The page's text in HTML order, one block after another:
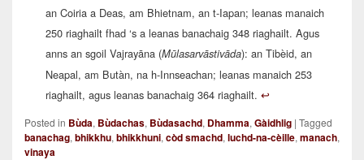
an Coiria a Deas, am Bhietnam, an t-Iapan; leanas manaich
250 riaghailt fhad ‘s a leanas banachaig 348 riaghailt. Agus
anns an sgoil Vajrayāna (Mūlasarvāstivāda): an Tibèid, an
Neapal, am Butàn, na h-Innseachan; leanas manaich 253
riaghailt, agus leanas banachaig 364 riaghailt.↩︎
Posted in Bùda, Bùdachas, Bùdasachd, Dhamma, Gàidhlig | Tagged
banachag, bhikkhu, bhikkhuni, còd smachd, luchd-na-cèille, manach,
vinaya